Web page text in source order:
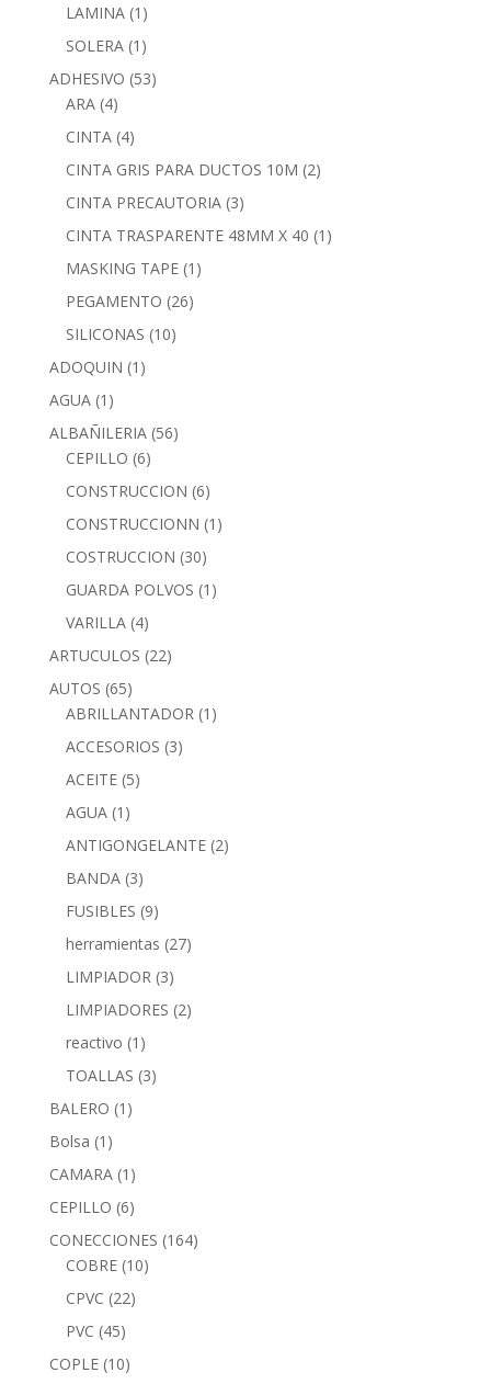
LAMINA (1)
SOLERA (1)
ADHESIVO (53)
ARA (4)
CINTA (4)
CINTA GRIS PARA DUCTOS 10M (2)
CINTA PRECAUTORIA (3)
CINTA TRASPARENTE 48MM X 40 (1)
MASKING TAPE (1)
PEGAMENTO (26)
SILICONAS (10)
ADOQUIN (1)
AGUA (1)
ALBAÑILERIA (56)
CEPILLO (6)
CONSTRUCCION (6)
CONSTRUCCIONN (1)
COSTRUCCION (30)
GUARDA POLVOS (1)
VARILLA (4)
ARTUCULOS (22)
AUTOS (65)
ABRILLANTADOR (1)
ACCESORIOS (3)
ACEITE (5)
AGUA (1)
ANTIGONGELANTE (2)
BANDA (3)
FUSIBLES (9)
herramientas (27)
LIMPIADOR (3)
LIMPIADORES (2)
reactivo (1)
TOALLAS (3)
BALERO (1)
Bolsa (1)
CAMARA (1)
CEPILLO (6)
CONECCIONES (164)
COBRE (10)
CPVC (22)
PVC (45)
COPLE (10)